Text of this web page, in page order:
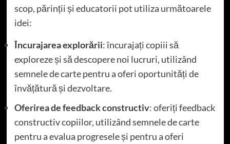
scop, părinții și educatorii pot utiliza următoarele
idei:
Încurajarea explorării: încurajați copiii să
exploreze și să descopere noi lucruri, utilizând
semnele de carte pentru a oferi oportunități de
învățătură și dezvoltare.
Oferirea de feedback constructiv: oferiți feedback
constructiv copiilor, utilizând semnele de carte
pentru a evalua progresele și pentru a oferi